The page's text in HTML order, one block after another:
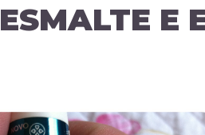
ESMALTE E